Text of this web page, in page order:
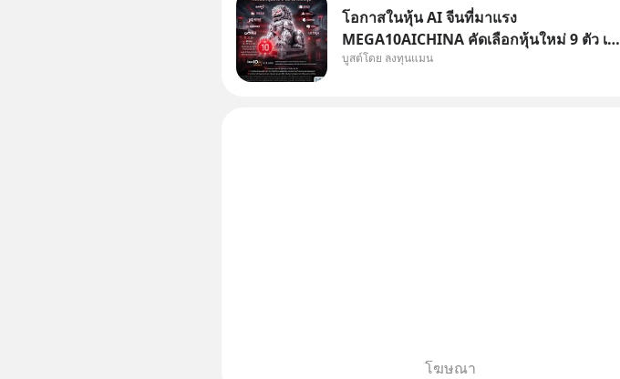
โอกาสในหุ้น AI จีนที่มาแรง
MEGA10AICHINA คัดเลือกหุ้นใหม่ 9 ตัว เข้า
กองทุน.. ครอบคลุมทั้งซัปพลายเชน AI จีน
บูสต์โดย ลงทุนแมน
โฆษณา